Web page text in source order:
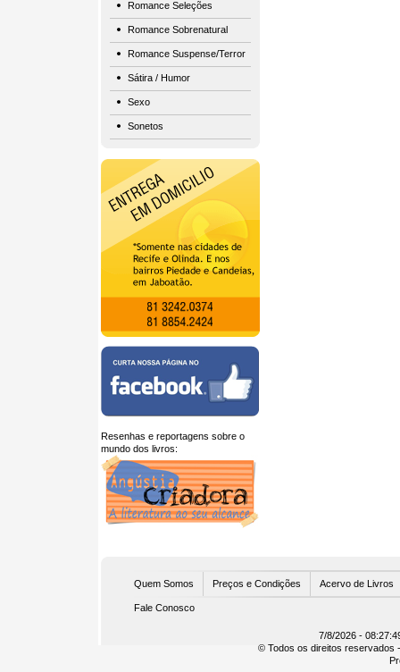
Romance Seleções
Romance Sobrenatural
Romance Suspense/Terror
Sátira / Humor
Sexo
Sonetos
Resenhas e reportagens sobre o
mundo dos livros:
Quem Somos Preços e Condições Acervo de Livros
Fale Conosco
7/8/2026 -
© Todos os direitos reservados